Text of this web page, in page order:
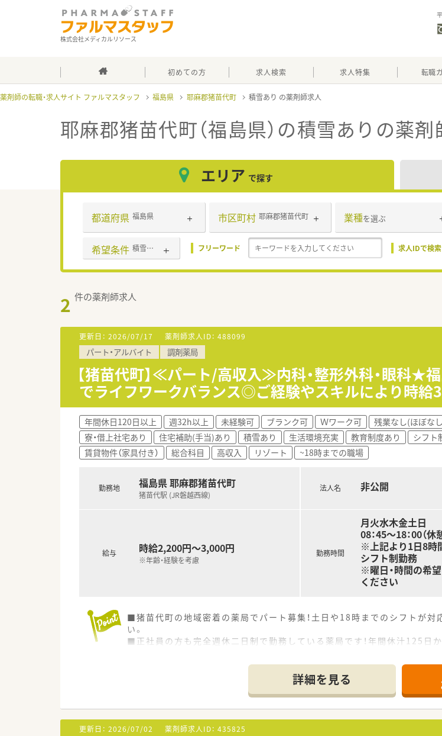
株式会社メディカルリソース
初めての方 求人検索 求人特集 転職
薬剤師の転職・求人サイト ファルマスタッフ 福島県 耶麻郡猪苗代町 積雪あり
耶麻郡猪苗代町（福島県）の積雪あり の薬剤
エリア で探す
都道府県 福島県 市区町村 耶麻郡猪苗代町 業種を選ぶ
希望条件 積雪あり フリーワード 求人IDで検索
2 件の薬剤師求人
更新日： 2026/07/17 薬剤師求人ID： 488099
パート・アルバイト 調剤薬局
【猪苗代町】≪パート/高収入≫内科・整形外科・眼科
でライフワークバランス◎ご経験やスキルにより時
年間休日120日以上 週32h以上 未経験可 ブランク可 Ｗワーク可 残業なし(ほぼな
寮・借上社宅あり
住宅補助(手当)あり 積雪あり 生活環境充実 教育制度あり シフト
賃貸物件（家具付き）
総合科目 高収入 リゾート ~18時までの職場
勤務地 福島県 耶麻郡猪苗代町
猪苗代駅 (JR磐越西線)
給与 時給2,200円～3,000円
※年齢・経験を考慮
法人名 非公開
勤務時間
月火水木金土日
08：45～18：00（休
※上記より1日8時
シフト制勤務
※曜日・時間の希
ください
■猪苗代町の地域密着の薬局でパート募集！土日や18時までのシフトが対
い。
■正社員の方も完全週休二日制で勤務している薬局です！年間休汁125日
■在宅は施設・居宅両方に取り組みを進めている薬局です。在宅に興味の
■代表取締役も薬剤師として勤務しており、風通しの良い社風が魅力です
詳細を見る
更新日： 2026/07/02 薬剤師求人ID： 435825